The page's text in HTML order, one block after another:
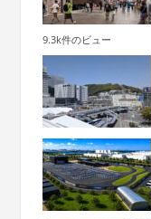
9.3k件のビュー